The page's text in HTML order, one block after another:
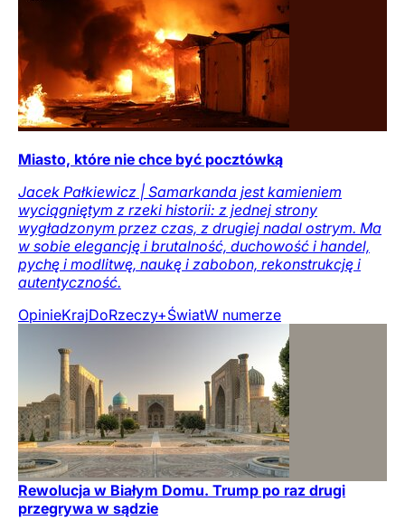
Miasto, które nie chce być pocztówką
Jacek Pałkiewicz | Samarkanda jest kamieniem
wyciągniętym z rzeki historii: z jednej strony
wygładzonym przez czas, z drugiej nadal ostrym. Ma
w sobie elegancję i brutalność, duchowość i handel,
pychę i modlitwę, naukę i zabobon, rekonstrukcję i
autentyczność.
OpinieKrajDoRzeczy+ŚwiatW numerze
Rewolucja w Białym Domu. Trump po raz drugi
przegrywa w sądzie